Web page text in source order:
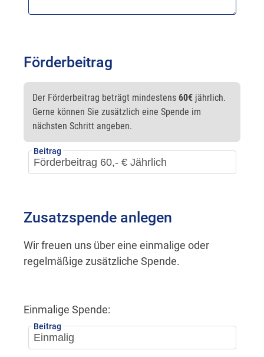
Förderbeitrag
Der Förderbeitrag beträgt mindestens 60€ jährlich.
Gerne können Sie zusätzlich eine Spende im
nächsten Schritt angeben.
Beitrag
Zusatzspende anlegen
Wir freuen uns über eine einmalige oder
regelmäßige zusätzliche Spende.
Einmalige Spende:
Beitrag